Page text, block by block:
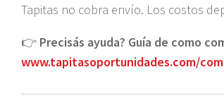
Tapitas no cobra envío. Los costos
👉 Precisás ayuda? Guía de como
www.tapitasoportunidades.com/